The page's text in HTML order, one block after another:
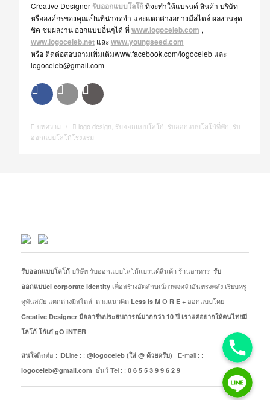
Creative Designer รับออกแบบโลโก้ที่จะทำให้แบรนด์ สินค้า บริษัท
หรือองค์กรของคุณเป็นที่น่าจดจำ และแตกต่างอย่างมีสไตล์ ผลงานสุด
ชิค ชมผลงาน ออกแบบอื่นๆได้ ที่www.logoceleb.com ,
www.logoceleb.netและwww.youngseed.com
หรือ ติดต่อสอบถามเพิ่มเติมwww.facebook.com/logoceleb และ
logoceleb@gmail.com
บทความ / logo design, รับออกแบบโลโก้, รับออกแบบโลโก้ที่พัก, รับ
ออกแบบโลโก้โรงแรม
รับออกแบบโลโก้ บริษัท รับออกแบบโลโก้แบรนด์สินค้า ร้านอาหาร รับ
ออกแบบci corporate identity เพื่อสร้างอัตลักษณ์ภาพจดจำอันทรงพลัง เรียบหรู
ดูทันสมัย แตกต่างมีสไตล์ ตามแนวคิด Less is M O R E + ออกแบบโดย
Creative Designer มืออาชีพประสบการณ์มากกว่า 10 ปี เราแค่อยากให้คนไทยมี
โลโก้ โก้เก๋ gO iNTER
สนใจติดต่อ : IDLine : : @logoceleb (ใส่ @ ด้วยครับ) E-mail : :
logoceleb@gmail.com ธันว์ Tel : : 0 6 5 5 3 9 9 6 2 9